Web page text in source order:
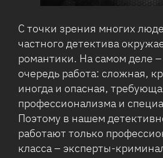
С точки зрения многих
частного детектива
романтики. На самом деле
очередь работа: сложная,
иногда и опасная,
профессионализма и
Поэтому в нашем
работают только
класса – эксперты-